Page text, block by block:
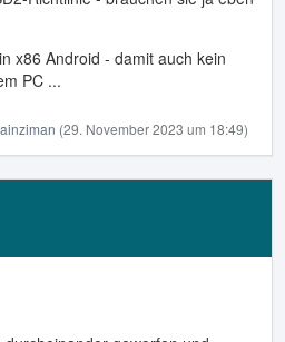
x86 Android - damit auch kein
PC ...
(29. November 2023 um 18:49)